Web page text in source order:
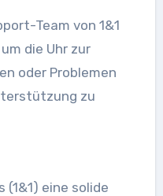
die Uhr zur
oder Problemen
zu
(1&1) eine solide